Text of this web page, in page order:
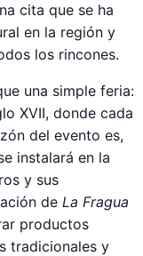
cita que se ha
en la región y
los rincones.
una simple feria:
XVII, donde cada
del evento es,
instalará en la
y sus
de La Fragua
productos
tradicionales y